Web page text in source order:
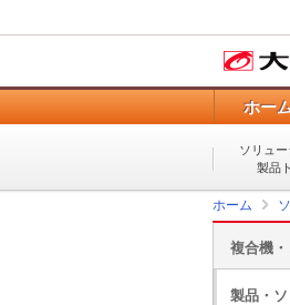
ホー
ソリュー
製品
ホーム
複合機
製品・